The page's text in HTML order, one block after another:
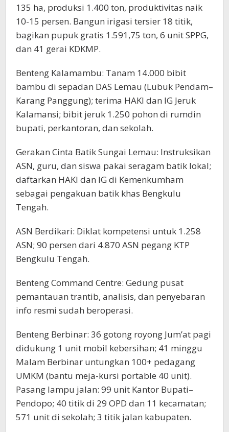
135 ha, produksi 1.400 ton, produktivitas naik
10-15 persen. Bangun irigasi tersier 18 titik,
bagikan pupuk gratis 1.591,75 ton, 6 unit SPPG,
dan 41 gerai KDKMP.
Benteng Kalamambu: Tanam 14.000 bibit
bambu di sepadan DAS Lemau (Lubuk Pendam–
Karang Panggung); terima HAKI dan IG Jeruk
Kalamansi; bibit jeruk 1.250 pohon di rumdin
bupati, perkantoran, dan sekolah.
Gerakan Cinta Batik Sungai Lemau: Instruksikan
ASN, guru, dan siswa pakai seragam batik lokal;
daftarkan HAKI dan IG di Kemenkumham
sebagai pengakuan batik khas Bengkulu
Tengah.
ASN Berdikari: Diklat kompetensi untuk 1.258
ASN; 90 persen dari 4.870 ASN pegang KTP
Bengkulu Tengah.
Benteng Command Centre: Gedung pusat
pemantauan trantib, analisis, dan penyebaran
info resmi sudah beroperasi.
Benteng Berbinar: 36 gotong royong Jum’at pagi
didukung 1 unit mobil kebersihan; 41 minggu
Malam Berbinar untungkan 100+ pedagang
UMKM (bantu meja-kursi portable 40 unit).
Pasang lampu jalan: 99 unit Kantor Bupati–
Pendopo; 40 titik di 29 OPD dan 11 kecamatan;
571 unit di sekolah; 3 titik jalan kabupaten.